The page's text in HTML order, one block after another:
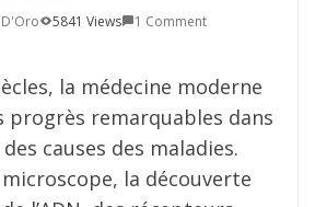
5841 Views 1 Comment
la médecine moderne
progrès remarquables dans
causes des maladies.
la découverte